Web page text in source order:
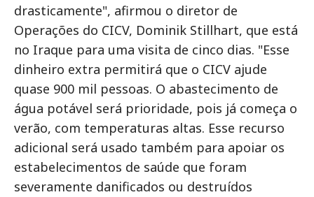
drasticamente", afirmou o diretor de
Operações do CICV, Dominik Stillhart, que está
no Iraque para uma visita de cinco dias. "Esse
dinheiro extra permitirá que o CICV ajude
quase 900 mil pessoas. O abastecimento de
água potável será prioridade, pois já começa o
verão, com temperaturas altas. Esse recurso
adicional será usado também para apoiar os
estabelecimentos de saúde que foram
severamente danificados ou destruídos